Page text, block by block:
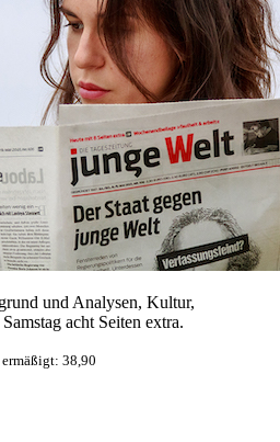
und Analysen, Kultur,
acht Seiten extra.
38,90